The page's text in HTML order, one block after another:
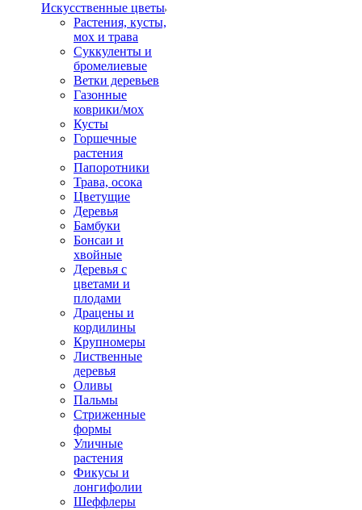
Искусственные цветы
Растения, кусты,
мох и трава
Суккуленты и
бромелиевые
Ветки деревьев
Газонные
коврики/мох
Кусты
Горшечные
растения
Папоротники
Трава, осока
Цветущие
Деревья
Бамбуки
Бонсаи и
хвойные
Деревья с
цветами и
плодами
Драцены и
кордилины
Крупномеры
Лиственные
деревья
Оливы
Пальмы
Стриженные
формы
Уличные
растения
Фикусы и
лонгифолии
Шеффлеры